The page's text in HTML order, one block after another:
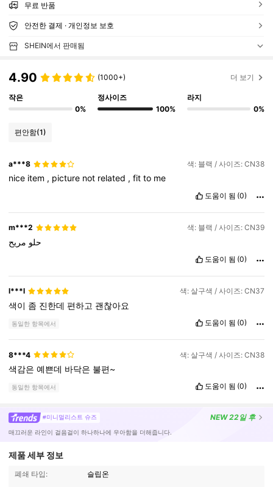
무료 반품
안전한 결제 · 개인정보 보호
SHEIN에서 판매됨
4.90 (1000+) 더 보기
작은
0%
정사이즈
100%
라지
0%
편안함(1)
a***8 색: 블랙 / 사이즈: CN38
nice item , picture not related ,fitto me
도움이 됨 (0)
m***2 색: 블랙 / 사이즈: CN39
حلو مريح
도움이 됨 (0)
l***l 색: 살구색 / 사이즈: CN37
색이 좀 진한데편하고 괜찮아요
동일한 항목에서 도움이 됨 (0)
8***4 색: 살구색 / 사이즈: CN38
색감은예쁜데 바닥은 불편~
동일한 항목에서 도움이 됨 (0)
#미니멀리스트 슈즈 NEW22일 후
매끄러운 라인이 걸음걸이 하나하나에 우아함을 더해줍니다.
제품 세부 정보
폐쇄 타입:
슬립온